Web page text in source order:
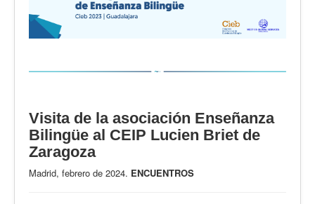
Visita de la asociación Enseñanza
Bilingüe al CEIP Lucien Briet de
Zaragoza
Madrid, febrero de 2024. ENCUENTROS